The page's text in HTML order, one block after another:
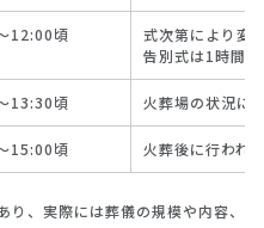
12:00頃
式次第により変
告別式は1時間
13:30頃 火葬場の状況に
15:00頃 火葬後に行われ
り、実際には葬儀の規模や内容、